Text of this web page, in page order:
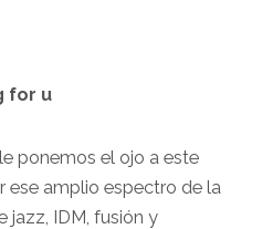
for u
ponemos el ojo a este
ese amplio espectro de la
jazz, IDM, fusión y